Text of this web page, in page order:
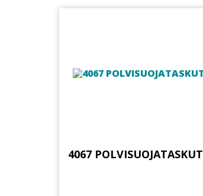
4067 POLVISUOJATASKUT